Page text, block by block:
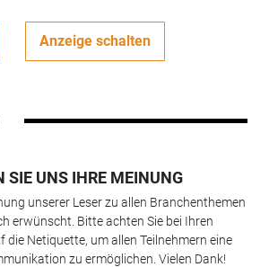
Anzeige schalten
SIE UNS IHRE MEINUNG
unserer Leser zu allen Branchenthemen
erwünscht. Bitte achten Sie bei Ihren
die Netiquette, um allen Teilnehmern eine
zu ermöglichen. Vielen Dank!